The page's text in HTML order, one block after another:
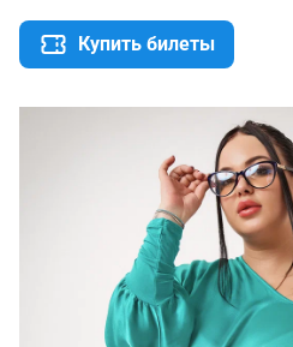
Купить билеты